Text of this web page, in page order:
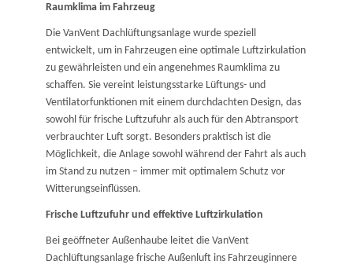
Raumklima im Fahrzeug
Die VanVent Dachlüftungsanlage wurde speziell
entwickelt, um in Fahrzeugen eine optimale Luftzirkulation
zu gewährleisten und ein angenehmes Raumklima zu
schaffen. Sie vereint leistungsstarke Lüftungs- und
Ventilatorfunktionen mit einem durchdachten Design, das
sowohl für frische Luftzufuhr als auch für den Abtransport
verbrauchter Luft sorgt. Besonders praktisch ist die
Möglichkeit, die Anlage sowohl während der Fahrt als auch
im Stand zu nutzen – immer mit optimalem Schutz vor
Witterungseinflüssen.
Frische Luftzufuhr und effektive Luftzirkulation
Bei geöffneter Außenhaube leitet die VanVent
Dachlüftungsanlage frische Außenluft ins Fahrzeuginnere